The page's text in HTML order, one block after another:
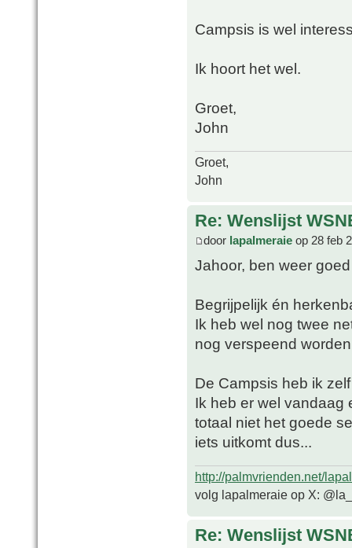
Campsis is wel
Ik hoort het wel.
Groet,
John
Groet,
John
Re: Wenslijst
door lapalmeraie op 28 feb
Jahoor, ben weer
Begrijpelijk én
Ik heb wel nog twee
nog verspeend
De Campsis heb ik
Ik heb er wel vandaag
totaal niet het goede
iets uitkomt dus...
http://palmvrienden.net/
volg lapalmeraie op X:
Re: Wenslijst